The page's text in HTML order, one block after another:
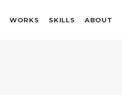
WORKS SKILLS ABOUT